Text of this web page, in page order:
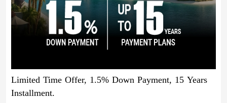
Limited Time Offer, 1.5% Down Payment, 15 Years
Installment.